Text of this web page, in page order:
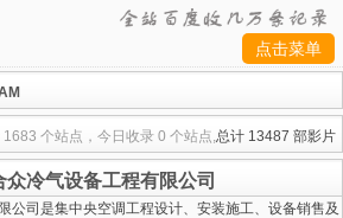
点击菜单
1683 个站点，今日收录 0 个站点,总计 13487 部影片
众冷气设备工程有限公司
公司是集中央空调工程设计、安装施工、设备销售及